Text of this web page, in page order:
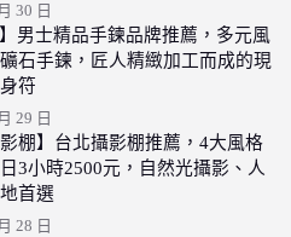
30 日
】男士精品手鍊品牌推薦，多元風
石手鍊，匠人精緻加工而成的現
符
29 日
影棚】台北攝影棚推薦，4大風格
3小時2500元，自然光攝影、人
首選
28 日